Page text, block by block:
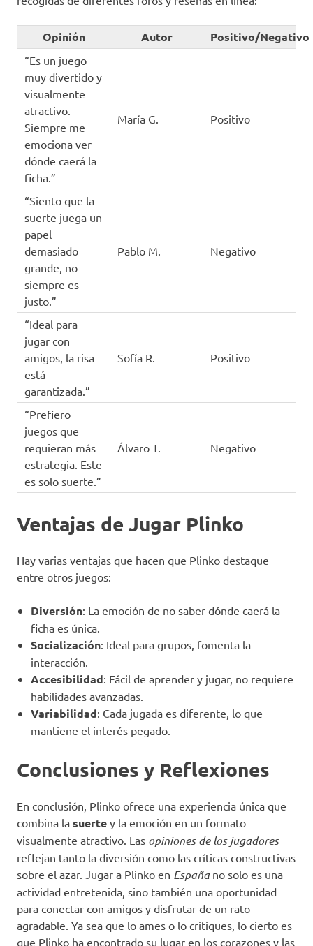
Opinión Autor Positivo/Negativo
“Es un juego
muy divertido y
visualmente
atractivo.
Siempre me
emociona ver
dónde caerá la
ficha.”
María G. Positivo
“Siento que la
suerte juega un
papel
demasiado
grande, no
siempre es
justo.”
Pablo M. Negativo
“Ideal para
jugar con
amigos, la risa
está
garantizada.”
Sofía R. Positivo
“Prefiero
juegos que
requieran más
estrategia. Este
es solo suerte.”
Álvaro T. Negativo
Ventajas de Jugar Plinko
Hay varias ventajas que hacen que Plinko destaque
entre otros juegos:
Diversión: La emoción de no saber dónde caerá la
ficha es única.
Socialización: Ideal para grupos, fomenta la
interacción.
Accesibilidad: Fácil de aprender y jugar, no requiere
habilidades avanzadas.
Variabilidad: Cada jugada es diferente, lo que
mantiene el interés pegado.
Conclusiones y Reflexiones
En conclusión, Plinko ofrece una experiencia única que
combina la suerte y la emoción en un formato
visualmente atractivo. Las opiniones de los jugadores
reflejan tanto la diversión como las críticas constructivas
sobre el azar. Jugar a Plinko en Españano solo es una
actividad entretenida, sino también una oportunidad
para conectar con amigos y disfrutar de un rato
agradable. Ya sea que lo ames o lo critiques, lo cierto es
que Plinko ha encontrado su lugar en los corazones y las